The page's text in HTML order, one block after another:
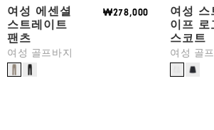
여성 에센셜
스트레이트
팬츠
여성 골프바지
₩278,000
여성 스
이프 로
스코트
여성 골